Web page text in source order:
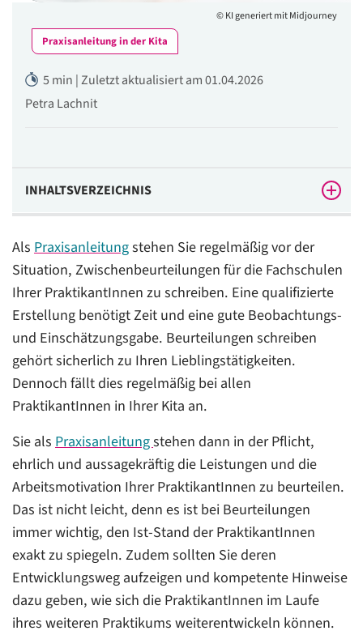
© KI generiert mit Midjourney
Praxisanleitung in der Kita
5 min | Zuletzt aktualisiert am 01.04.2026
Petra Lachnit
INHALTSVERZEICHNIS
AlsPraxisanleitungstehen Sie regelmäßig vor der
Situation, Zwischenbeurteilungen für die Fachschulen
Ihrer PraktikantInnen zu schreiben. Eine qualifizierte
Erstellung benötigt Zeit und eine gute Beobachtungs-
und Einschätzungsgabe. Beurteilungen schreiben
gehört sicherlich zu Ihren Lieblingstätigkeiten.
Dennoch fällt dies regelmäßig bei allen
PraktikantInnen in Ihrer Kita an.
Sie alsPraxisanleitungstehen dann in der Pflicht,
ehrlich und aussagekräftig die Leistungen und die
Arbeitsmotivation Ihrer PraktikantInnen zu beurteilen.
Das ist nicht leicht, denn es ist bei Beurteilungen
immer wichtig, den Ist-Stand der PraktikantInnen
exakt zu spiegeln. Zudem sollten Sie deren
Entwicklungsweg aufzeigen und kompetente Hinweise
dazu geben, wie sich die PraktikantInnen im Laufe
ihres weiteren Praktikums weiterentwickeln können.